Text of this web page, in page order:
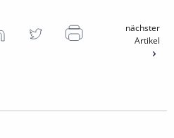
nächster
Artikel